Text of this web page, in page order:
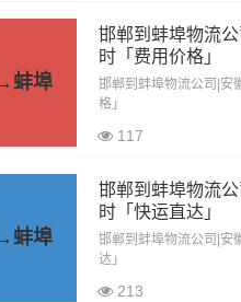
蚌埠物流公司整车运输收费标
蚌埠
邯郸到蚌埠物流
时「费用价格」
邯郸到蚌埠物流公司|安
格」
117
蚌埠
邯郸到蚌埠物流
时「快运直达」
邯郸到蚌埠物流公司|安
达」
213